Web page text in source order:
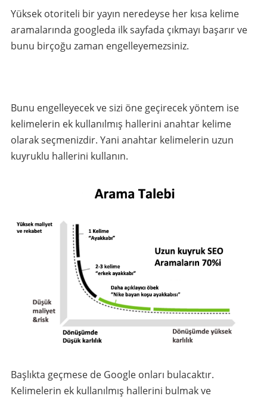
Yüksek otoriteli bir yayın neredeyse her kısa kelime
aramalarında googleda ilk sayfada çıkmayı başarır ve
bunu birçoğu zaman engelleyemezsiniz.
Bunu engelleyecek ve sizi öne geçirecek yöntem ise
kelimelerin ek kullanılmış hallerini anahtar kelime
olarak seçmenizdir. Yani anahtar kelimelerin uzun
kuyruklu hallerini kullanın.
Başlıkta geçmese de Google onları bulacaktır.
Kelimelerin ek kullanılmış hallerini bulmak ve